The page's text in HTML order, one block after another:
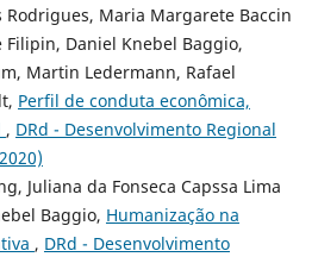
Maria Margarete Baccin
Filipin, Daniel Knebel Baggio,
Martin Ledermann, Rafael
Perfil de conduta econômica,
, DRd - Desenvolvimento Regional
Juliana da Fonseca Capssa Lima
Baggio, Humanização na
, DRd - Desenvolvimento